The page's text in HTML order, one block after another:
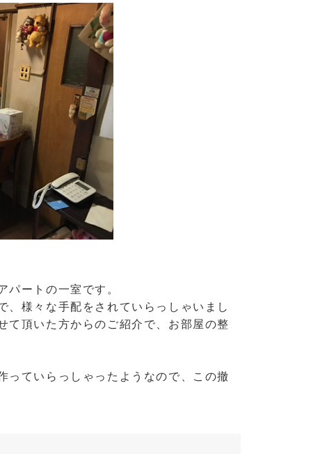
パートの一室です。
、様々な手配をされていらっしゃいまし
て頂いた方からのご紹介で、お部屋の整
っていらっしゃったようなので、この撤